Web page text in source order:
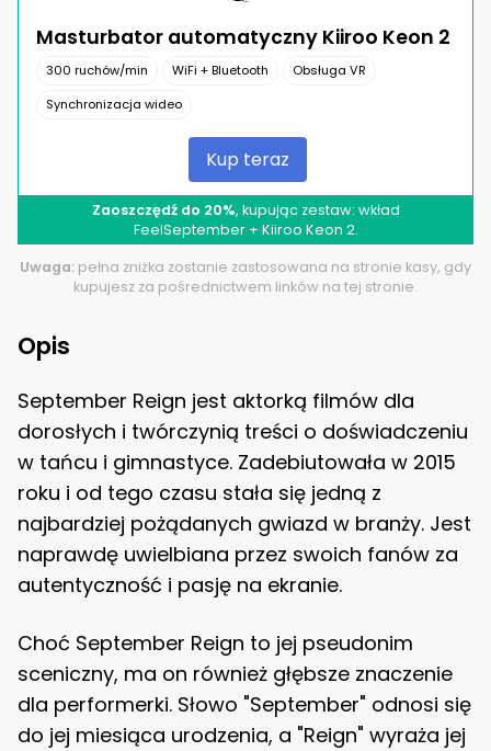
Masturbator automatyczny Kiiroo Keon 2
300 ruchów/min WiFi + Bluetooth
Obsługa VR
Synchronizacja wideo
Kup teraz
Zaoszczędź do 20%, kupując zestaw: wkład
FeelSeptember + Kiiroo Keon 2.
Uwaga: pełna zniżka zostanie zastosowana na stronie kasy, gdy
kupujesz za pośrednictwem linków na tej stronie.
Opis
September Reign jest aktorką filmów dla
dorosłych i twórczynią treści o doświadczeniu
w tańcu i gimnastyce. Zadebiutowała w 2015
roku i od tego czasu stała się jedną z
najbardziej pożądanych gwiazd w branży. Jest
naprawdę uwielbiana przez swoich fanów za
autentyczność i pasję na ekranie.
Choć September Reign to jej pseudonim
sceniczny, ma on również głębsze znaczenie
dla performerki. Słowo "September" odnosi się
do jej miesiąca urodzenia, a "Reign" wyraża jej